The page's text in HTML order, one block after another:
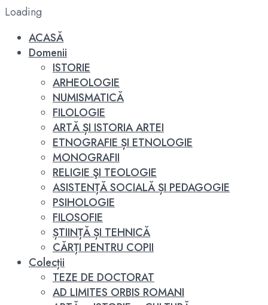
Loading
ACASĂ
Domenii
ISTORIE
ARHEOLOGIE
NUMISMATICĂ
FILOLOGIE
ARTĂ ȘI ISTORIA ARTEI
ETNOGRAFIE ȘI ETNOLOGIE
MONOGRAFII
RELIGIE ŞI TEOLOGIE
ASISTENȚĂ SOCIALĂ ȘI PEDAGOGIE
PSIHOLOGIE
FILOSOFIE
ȘTIINȚĂ ȘI TEHNICĂ
CĂRȚI PENTRU COPII
Colecții
TEZE DE DOCTORAT
AD LIMITES ORBIS ROMANI